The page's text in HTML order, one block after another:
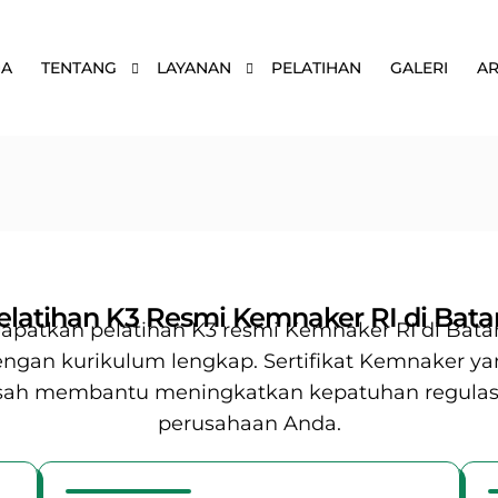
TENTANG LAYANAN PELATIHAN GALERI
K3 Resmi Kemnaker RI di
pelatihan K3 resmi Kemnaker RI di
kurikulum lengkap. Sertifikat Kemnaker
membantu meningkatkan kepatuhan
perusahaan Anda.